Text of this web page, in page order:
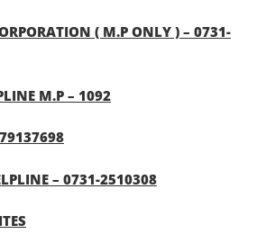
( M.P ONLY ) – 0731-
M.P – 1092
– 0731-2510308